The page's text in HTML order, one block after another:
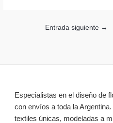
Entrada siguiente →
Especialistas en el diseño de
con envíos a toda la
textiles únicas, modeladas a